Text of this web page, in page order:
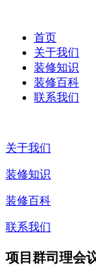
首页
关于我们
装修知识
装修百科
联系我们
关于我们
装修知识
装修百科
联系我们
项目群司理会